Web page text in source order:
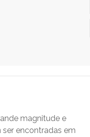
magnitude e
encontradas em